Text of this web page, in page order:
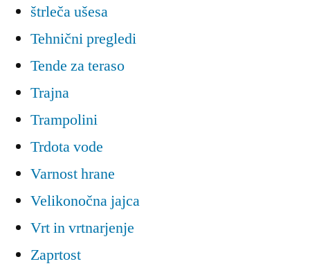
štrleča ušesa
Tehnični pregledi
Tende za teraso
Trajna
Trampolini
Trdota vode
Varnost hrane
Velikonočna jajca
Vrt in vrtnarjenje
Zaprtost